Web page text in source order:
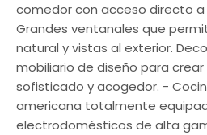
comedor con acceso directo a
Grandes ventanales que
natural y vistas al exterior.
mobiliario de diseño para
sofisticado y acogedor. -
americana totalmente
electrodomésticos de alta